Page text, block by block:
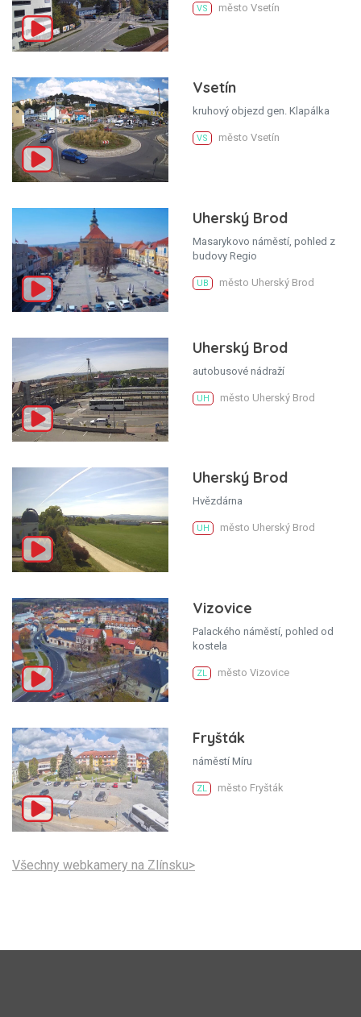
VS město Vsetín
Vsetín
kruhový objezd gen. Klapálka
VS město Vsetín
Uherský Brod
Masarykovo náměstí, pohled z
budovy Regio
UB město Uherský Brod
Uherský Brod
autobusové nádraží
UH město Uherský Brod
Uherský Brod
Hvězdárna
UH město Uherský Brod
Vizovice
Palackého náměstí, pohled od
kostela
ZL město Vizovice
Fryšták
náměstí Míru
ZL město Fryšták
Všechny webkamery na Zlínsku>